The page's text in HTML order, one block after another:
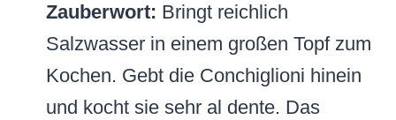
Zauberwort: Bringt reichlich
Salzwasser in einem großen Topf zum
Kochen. Gebt die Conchiglioni hinein
und kocht sie sehr al dente. Das